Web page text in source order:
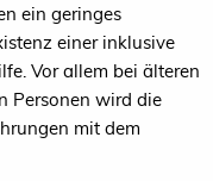
ein geringes
einer inklusive
Vor allem bei älteren
Personen wird die
mit dem